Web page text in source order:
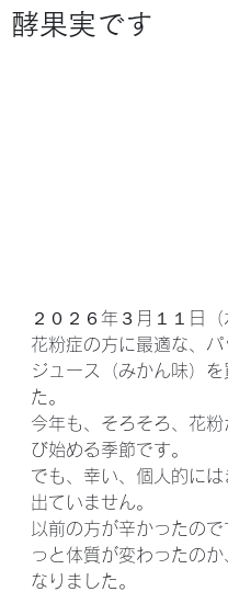
酵果実です
２０２６年３月１１日（
花粉症の方に最適な、パ
ジュース（みかん味）を
た。
今年も、そろそろ、花粉
び始める季節です。
でも、幸い、個人的には
出ていません。
以前の方が辛かったので
っと体質が変わったのか
なりました。